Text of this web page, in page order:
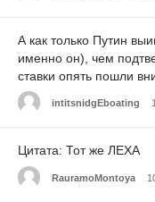
А как только Путин
именно он), чем
ставки опять пошли
intitsnidgEboating
Цитата: Тот же ЛЕХА
RauramoMontoya